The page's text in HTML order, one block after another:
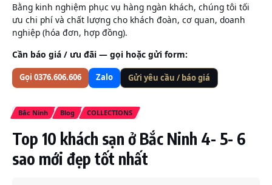
Bằng kinh nghiệm phục vụ hàng ngàn khách, chúng tôi tối
ưu chi phí và chất lượng cho khách đoàn, cơ quan, doanh
nghiệp (hóa đơn, hợp đồng).
Cần báo giá / ưu đãi — gọi hoặc gửi form:
Gọi 0376.606.606 Zalo Gửi yêu cầu / báo giá
Bắc Ninh Blog COLLECTIONS
Top 10 khách sạn ở Bắc Ninh 4- 5- 6
sao mới đẹp tốt nhất